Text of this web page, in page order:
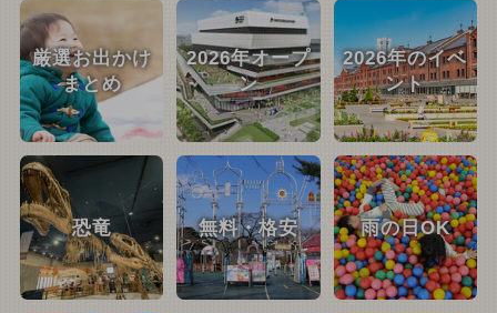
厳選お出かけ
まとめ
2026年オープ
ン
2026年のイベ
ント
恐竜 無料・格安 雨の日OK